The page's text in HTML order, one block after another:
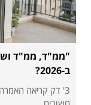
"ממ"ד, ממ"ד
ב-2026?